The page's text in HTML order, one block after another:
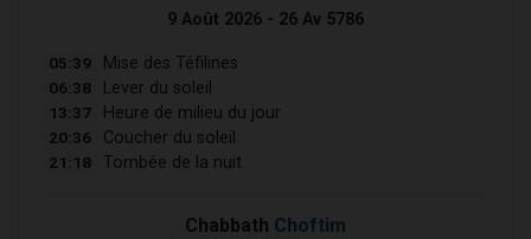
9 Août 2026 - 26 Av 5786
05:39 Mise des Téfilines
06:38 Lever du soleil
13:37 Heure de milieu du jour
20:36 Coucher du soleil
21:18 Tombée de la nuit
Chabbath Choftim